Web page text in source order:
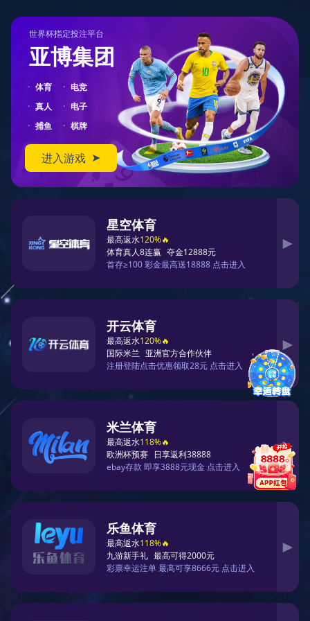
404
您在访问另一个平行宇宙中的页面
对不起，您要访问的页面可能跑到了另一个平行宇宙中。
您可以先返回首页
返回首页